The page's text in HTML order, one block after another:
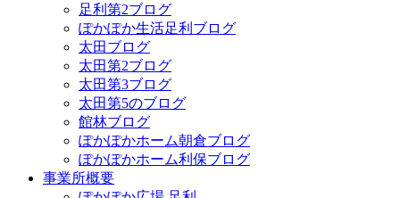
足利第2ブログ
ぽかぽか生活足利ブログ
太田ブログ
太田第2ブログ
太田第3ブログ
太田第5のブログ
館林ブログ
ぽかぽかホーム朝倉ブログ
ぽかぽかホーム利保ブログ
事業所概要